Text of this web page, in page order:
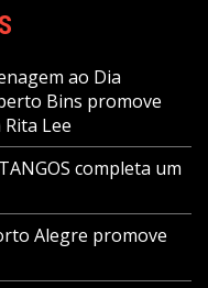
ao Dia
Bins promove
Lee
completa um
Alegre promove